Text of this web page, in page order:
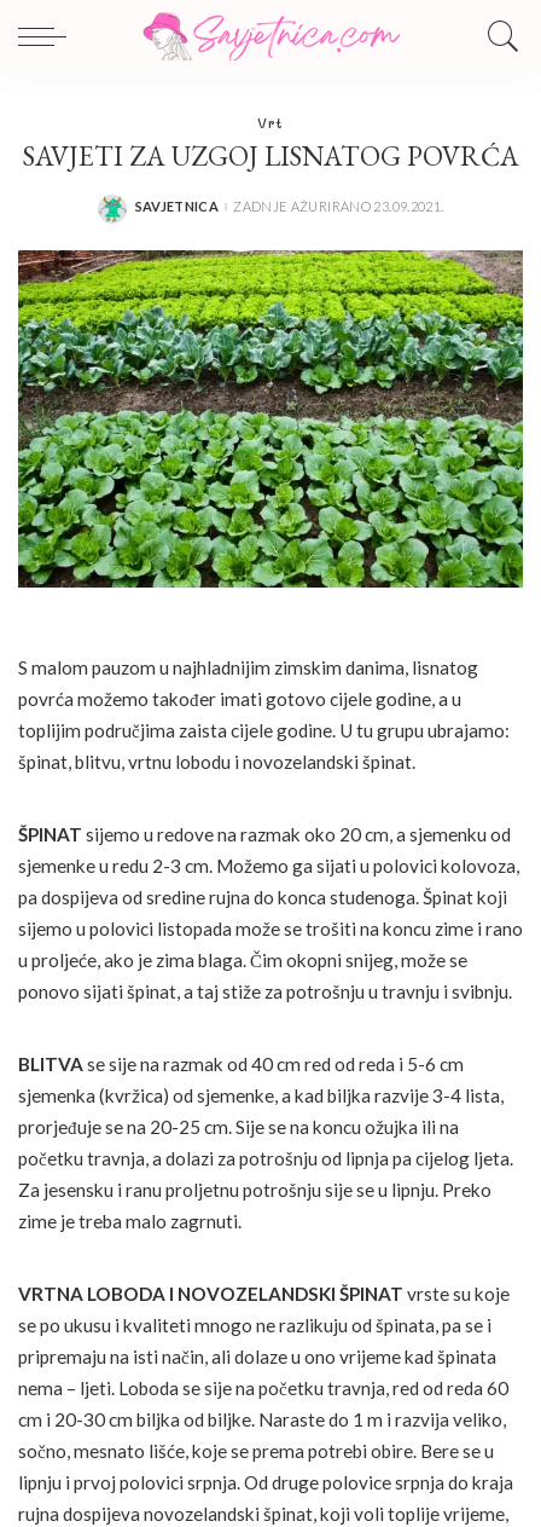
Vrt
SAVJETI ZA UZGOJ LISNATOG POVRĆA
POSTED
SAVJETNICA ZADNJE AŽURIRANO 23.09.2021.
S malom pauzom u najhladnijim zimskim danima, lisnatog
povrća možemo također imati gotovo cijele godine, a u
toplijim područjima zaista cijele godine. U tu grupu ubrajamo:
špinat, blitvu, vrtnu lobodu i novozelandski špinat.
ŠPINAT sijemo u redove na razmak oko 20 cm, a sjemenku od
sjemenke u redu 2-3 cm. Možemo ga sijati u polovici kolovoza,
pa dospijeva od sredine rujna do konca studenoga. Špinat koji
sijemo u polovici listopada može se trošiti na koncu zime i rano
u proljeće, ako je zima blaga. Čim okopni snijeg, može se
ponovo sijati špinat, a taj stiže za potrošnju u travnju i svibnju.
BLITVAse sije na razmak od 40 cm red od reda i 5-6 cm
sjemenka (kvržica) od sjemenke, a kad biljka razvije 3-4 lista,
prorjeđuje se na 20-25 cm. Sije se na koncu ožujka ili na
početku travnja, a dolazi za potrošnju od lipnja pa cijelog ljeta.
Za jesensku i ranu proljetnu potrošnju sije se u lipnju. Preko
zime je treba malo zagrnuti.
VRTNA LOBODA I NOVOZELANDSKI ŠPINAT vrste su koje
se po ukusu i kvaliteti mnogo ne razlikuju od špinata, pa se i
pripremaju na isti način, ali dolaze u ono vrijeme kad špinata
nema – ljeti. Loboda se sije na početku travnja, red od reda 60
cm i 20-30 cm biljka od biljke. Naraste do 1 m i razvija veliko,
sočno, mesnato lišće, koje se prema potrebi obire. Bere se u
lipnju i prvoj polovici srpnja. Od druge polovice srpnja do kraja
rujna dospijeva novozelandski špinat, koji voli toplije vrijeme,